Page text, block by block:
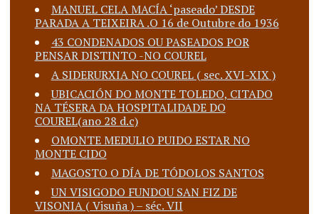
MANUEL CELA MACÍA ‘paseado’ DESDE
PARADA A TEIXEIRA .O 16 de Outubre do 1936
43 CONDENADOS OU PASEADOS POR
PENSAR DISTINTO -NO COUREL
A SIDERURXIA NO COUREL ( sec. XVI-XIX )
UBICACIÓN DO MONTE TOLEDO, CITADO
NA TÉSERA DA HOSPITALIDADE DO
COUREL(ano 28 d.c)
OMONTE MEDULIO PUIDO ESTAR NO
MONTE CIDO
MAGOSTO O DÍA DE TÓDOLOS SANTOS
UN VISIGODO FUNDOU SAN FIZ DE
VISONIA ( Visuña ) – séc. VII